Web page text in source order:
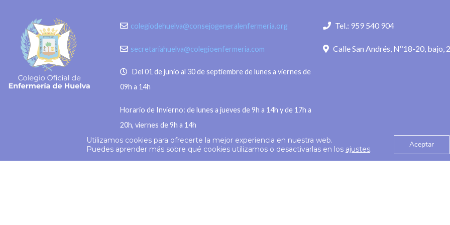
en segundos o sensibilidad a la luz,
entre otros. “La
Consejo General de
alcance sin perder la
colegiodehuelva@consejogeneralenfermeria.org
secretariahuelva@colegioenfermeria.com
Del 01 de junio al 30 de septiembre de lunes a viernes de
09h a 14h
Horario de Invierno: de lunes a jueves de 9h a 14h y de 17h a
20h, viernes de 9h a 14h
Tel.: 959 540 904
Calle San Andrés, Nº18-20, bajo,
© 2026 Colegio Enfermería Huelva Política de
Utilizamos cookies para ofrecerte la mejor experiencia en nuestra web.
Puedes aprender más sobre qué cookies utilizamos o desactivarlas en los ajustes. Aceptar